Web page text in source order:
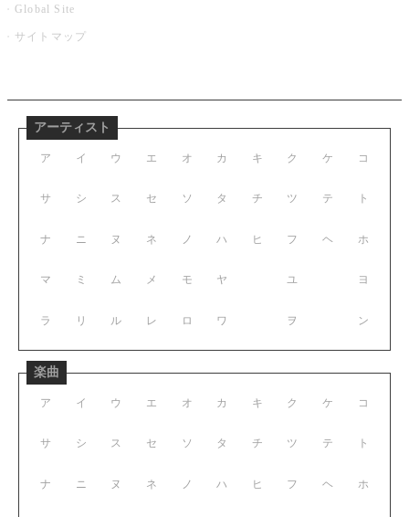
Global Site
サイトマップ
アーティスト
ア イ ウ エ オ
サ シ ス セ ソ
ナ ニ ヌ ネ ノ
マ ミ ム メ モ
ラ リ ル レ ロ
カ キ ク ケ コ
タ チ ツ テ ト
ハ ヒ フ ヘ ホ
ヤ ユ ヨ
ワ ヲ ン
楽曲
ア イ ウ エ オ
サ シ ス セ ソ
ナ ニ ヌ ネ ノ
カ キ ク ケ コ
タ チ ツ テ ト
ハ ヒ フ ヘ ホ